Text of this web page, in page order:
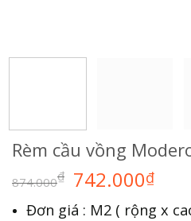
Rèm cầu vồng
874.000₫ 742.000₫
Đơn giá : M2 ( rộng x